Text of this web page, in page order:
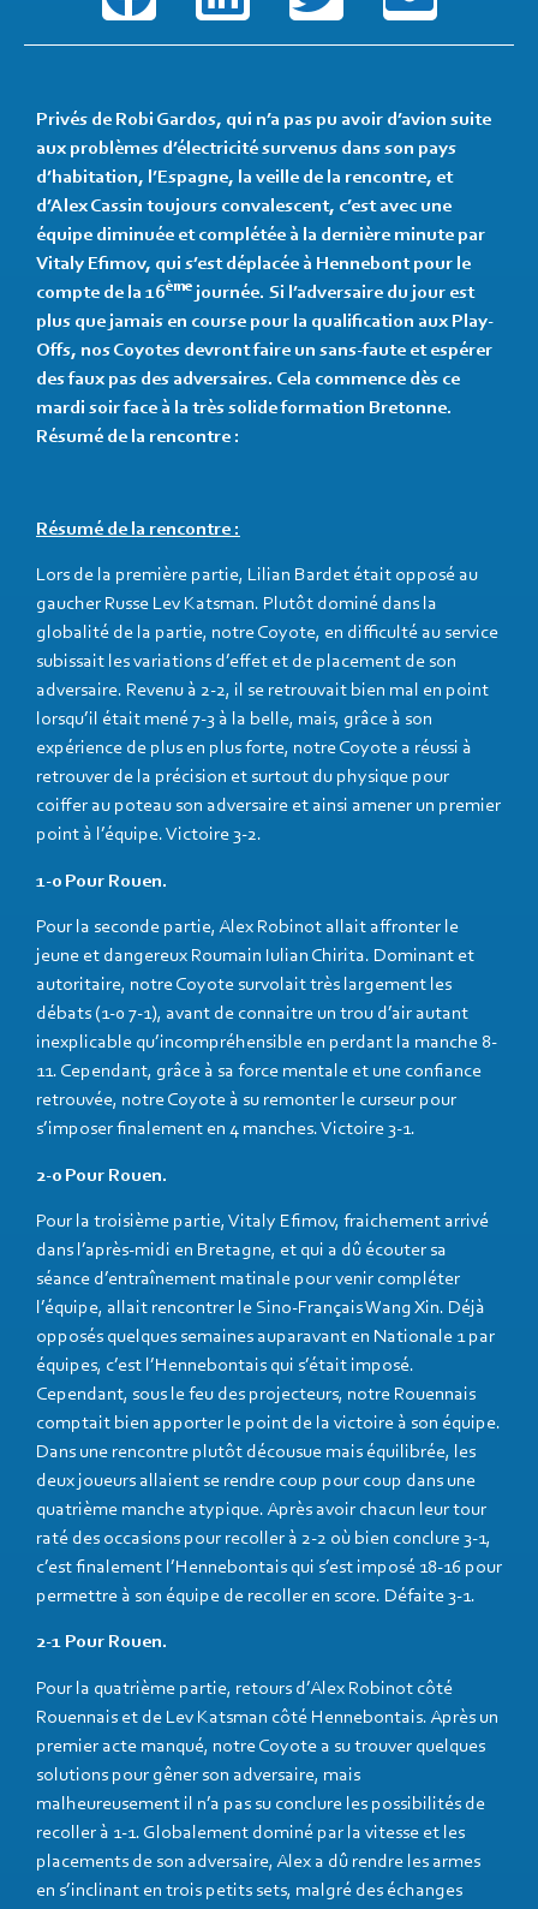
Privés de Robi Gardos, qui n’a pas pu avoir d’avion suite
aux problèmes d’électricité survenus dans son pays
d’habitation, l’Espagne, la veille de la rencontre, et
d’Alex Cassin toujours convalescent, c’est avec une
équipe diminuée et complétée à la dernière minute par
Vitaly Efimov, qui s’est déplacée à Hennebont pour le
compte de la 16ème journée. Si l’adversaire du jour est
plus que jamais en course pour la qualification aux Play-
Offs, nos Coyotes devront faire un sans-faute et espérer
des faux pas des adversaires. Cela commence dès ce
mardi soir face à la très solide formation Bretonne.
Résumé de la rencontre :
Résumé de la rencontre :
Lors de la première partie, Lilian Bardet était opposé au
gaucher Russe Lev Katsman. Plutôt dominé dans la
globalité de la partie, notre Coyote, en difficulté au service
subissait les variations d’effet et de placement de son
adversaire. Revenu à 2-2, il se retrouvait bien mal en point
lorsqu’il était mené 7-3 à la belle, mais, grâce à son
expérience de plus en plus forte, notre Coyote a réussi à
retrouver de la précision et surtout du physique pour
coiffer au poteau son adversaire et ainsi amener un premier
point à l’équipe. Victoire 3-2.
1-0 Pour Rouen.
Pour la seconde partie, Alex Robinot allait affronter le
jeune et dangereux Roumain Iulian Chirita. Dominant et
autoritaire, notre Coyote survolait très largement les
débats (1-0 7-1), avant de connaitre un trou d’air autant
inexplicable qu’incompréhensible en perdant la manche 8-
11. Cependant, grâce à sa force mentale et une confiance
retrouvée, notre Coyote à su remonter le curseur pour
s’imposer finalement en 4 manches. Victoire 3-1.
2-0 Pour Rouen.
Pour la troisième partie, Vitaly Efimov, fraichement arrivé
dans l’après-midi en Bretagne, et qui a dû écouter sa
séance d’entraînement matinale pour venir compléter
l’équipe, allait rencontrer le Sino-Français Wang Xin. Déjà
opposés quelques semaines auparavant en Nationale 1 par
équipes, c’est l’Hennebontais qui s’était imposé.
Cependant, sous le feu des projecteurs, notre Rouennais
comptait bien apporter le point de la victoire à son équipe.
Dans une rencontre plutôt décousue mais équilibrée, les
deux joueurs allaient se rendre coup pour coup dans une
quatrième manche atypique. Après avoir chacun leur tour
raté des occasions pour recoller à 2-2 où bien conclure 3-1,
c’est finalement l’Hennebontais qui s’est imposé 18-16 pour
permettre à son équipe de recoller en score. Défaite 3-1.
2-1 Pour Rouen.
Pour la quatrième partie, retours d’Alex Robinot côté
Rouennais et de Lev Katsman côté Hennebontais. Après un
premier acte manqué, notre Coyote a su trouver quelques
solutions pour gêner son adversaire, mais
malheureusement il n’a pas su conclure les possibilités de
recoller à 1-1. Globalement dominé par la vitesse et les
placements de son adversaire, Alex a dû rendre les armes
en s’inclinant en trois petits sets, malgré des échanges